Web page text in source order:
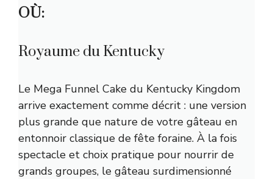
OÙ:
Royaume du Kentucky
Le Mega Funnel Cake du Kentucky Kingdom
arrive exactement comme décrit : une version
plus grande que nature de votre gâteau en
entonnoir classique de fête foraine. À la fois
spectacle et choix pratique pour nourrir de
grands groupes, le gâteau surdimensionné